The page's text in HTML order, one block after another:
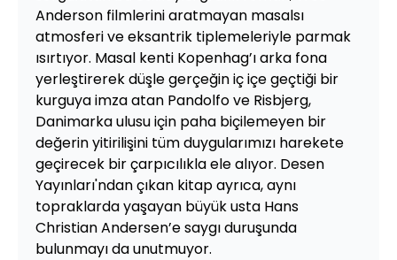
Anderson filmlerini aratmayan masalsı
atmosferi ve eksantrik tiplemeleriyle parmak
ısırtıyor. Masal kenti Kopenhag’ı arka fona
yerleştirerek düşle gerçeğin iç içe geçtiği bir
kurguya imza atan Pandolfo ve Risbjerg,
Danimarka ulusu için paha biçilemeyen bir
değerin yitirilişini tüm duygularımızı harekete
geçirecek bir çarpıcılıkla ele alıyor. Desen
Yayınları'ndan çıkan kitap ayrıca, aynı
topraklarda yaşayan büyük usta Hans
Christian Andersen’e saygı duruşunda
bulunmayı da unutmuyor.